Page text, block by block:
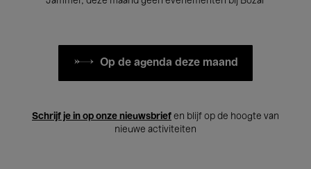
Op de agenda deze maand
Schrijf je in op onze nieuwsbrief en blijf op de hoogte van
nieuwe activiteiten